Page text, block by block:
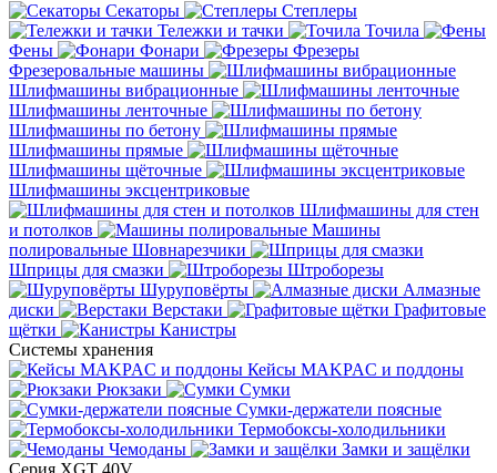
Секаторы
Степлеры
Тележки и тачки
Точила
Фены
Фонари
Фрезеры
Фрезеровальные машины
Шлифмашины вибрационные
Шлифмашины ленточные
Шлифмашины по бетону
Шлифмашины прямые
Шлифмашины щёточные
Шлифмашины эксцентриковые
Шлифмашины для стен
и потолков
Машины
полировальные Шовнарезчики
Шприцы для смазки
Штроборезы
Шуруповёрты
Алмазные
диски
Верстаки
Графитовые
щётки
Канистры
Системы хранения
Кейсы MAKPAC и поддоны
Рюкзаки
Сумки
Сумки-держатели поясные
Термобоксы-холодильники
Чемоданы
Замки и защёлки
Серия XGT 40V